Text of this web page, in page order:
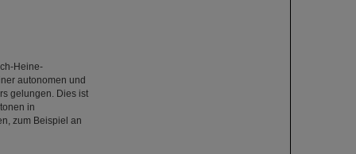
Heine-
autonomen und
gelungen. Dies ist
in
zum Beispiel an